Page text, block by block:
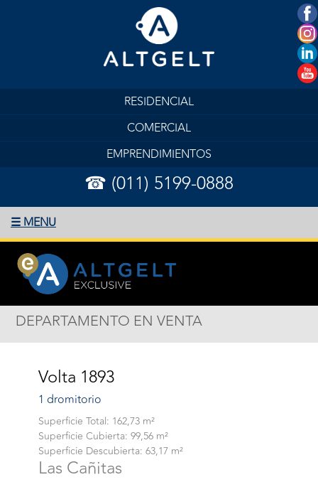
RESIDENCIAL
COMERCIAL
EMPRENDIMIENTOS
☎ (011) 5199-0888
☰ MENU
DEPARTAMENTO EN VENTA
Volta 1893
1 dromitorio
Superficie Total: 162,73 m²
Superficie Cubierta: 99,56 m²
Superficie Descubierta: 63,17 m²
Las Cañitas